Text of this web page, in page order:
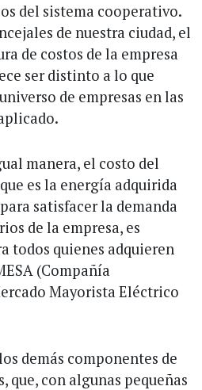
del sistema cooperativo.
de nuestra ciudad, el
de costos de la empresa
ser distinto a lo que
de empresas en las
manera, el costo del
es la energía adquirida
satisfacer la demanda
de la empresa, es
todos quienes adquieren
(Compañía
Mayorista Eléctrico
demás componentes de
que, con algunas pequeñas